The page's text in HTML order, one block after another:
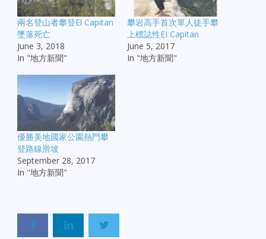
兩名登山者攀登El Capitan
墜落死亡
June 3, 2018
In "地方新聞"
攀岩高手首次單人徒手攀
上標誌性EI Capitan
June 5, 2017
In "地方新聞"
優勝美地國家公園熱門攀
登路線滑坡
September 28, 2017
In "地方新聞"